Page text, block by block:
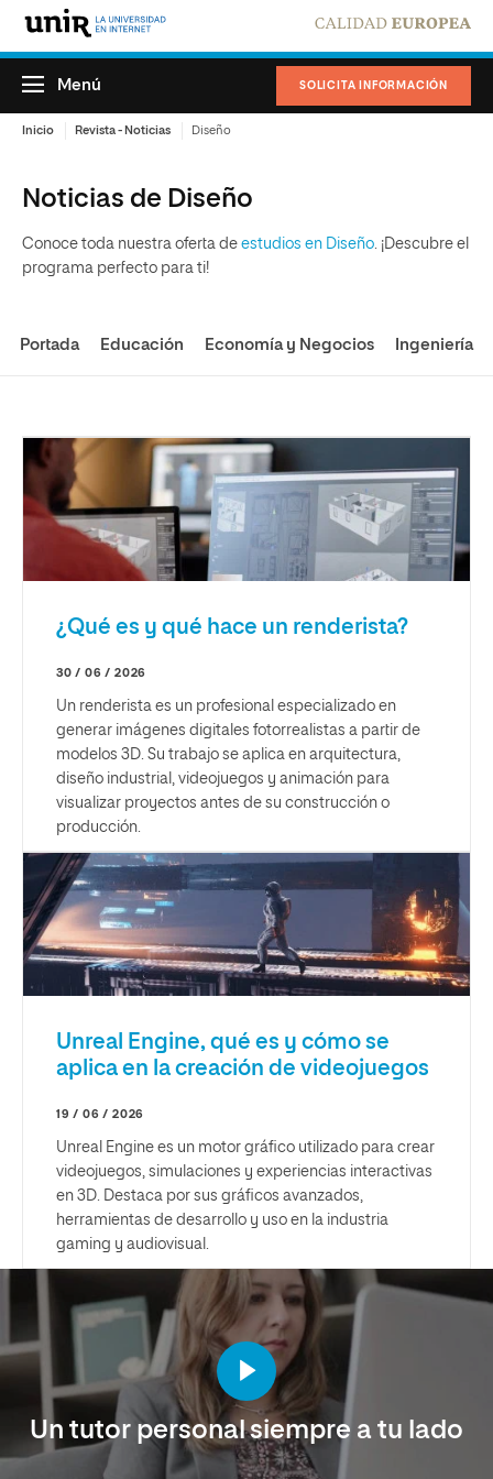
SOLICITA INFORMACIÓN
Menú
Inicio Revista - Noticias Diseño
Noticias de Diseño
Conoce toda nuestra oferta de estudios en Diseño. ¡Descubre el
programa perfecto para ti!
Portada Educación Economía y Negocios Ingeniería
¿Qué es y qué hace un renderista?
30 / 06 / 2026
Un renderista es un profesional especializado en
generar imágenes digitales fotorrealistas a partir de
modelos 3D. Su trabajo se aplica en arquitectura,
diseño industrial, videojuegos y animación para
visualizar proyectos antes de su construcción o
producción.
Unreal Engine, qué es y cómo se
aplica en la creación de videojuegos
19 / 06 / 2026
Unreal Engine es un motor gráfico utilizado para crear
videojuegos, simulaciones y experiencias interactivas
en 3D. Destaca por sus gráficos avanzados,
herramientas de desarrollo y uso en la industria
gaming y audiovisual.
Un tutor personal siempre a tu lado